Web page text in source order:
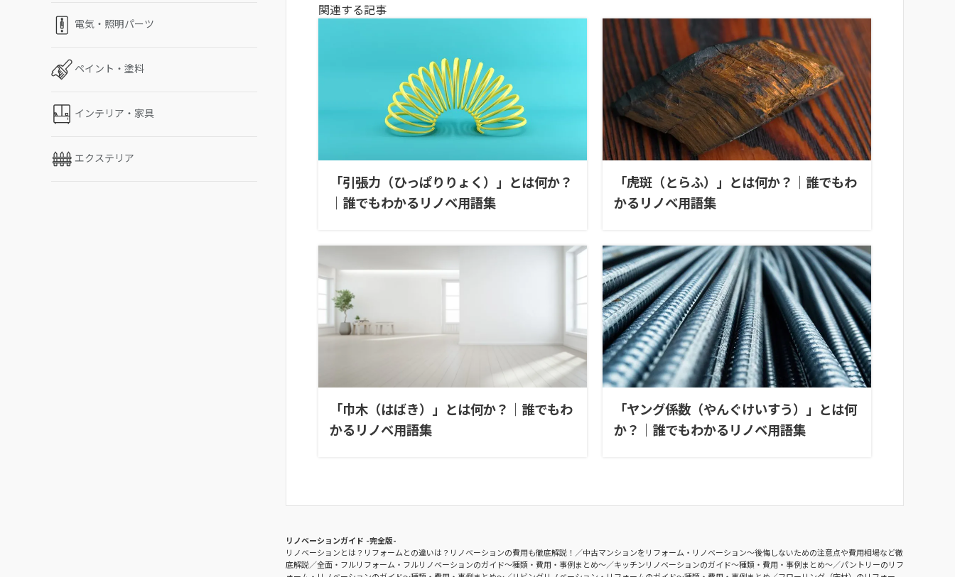
関連する記事
「引張力（ひっぱりりょく）」とは何か？
｜誰でもわかるリノベ用語集
「虎斑（とらふ）」とは何か？｜誰でもわ
かるリノベ用語集
「巾木（はばき）」とは何か？｜誰でもわ
かるリノベ用語集
「ヤング係数（やんぐけいすう）」とは何
か？｜誰でもわかるリノベ用語集
リノベーションガイド -完全版-
リノベーションとは？リフォームとの違いは？リノベーションの費用も徹底解説！
中古マンションをリフォーム・リノベーション〜後悔しないための注意点や費用相場など徹
底解説
全面・フルリフォーム・フルリノベーションのガイド〜種類・費用・事例まとめ〜 キッチンリノベーションのガイド〜種類・費用・事例まとめ〜
パントリーのリフ
電気・照明パーツ
ペイント・塗料
インテリア・家具
エクステリア